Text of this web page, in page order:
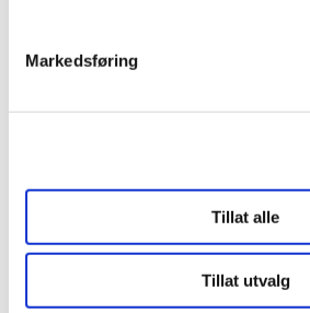
Markedsføring
Tillat alle
Tillat utvalg
Var denne anmeldelsen nyttig?
Veldig fornøyd